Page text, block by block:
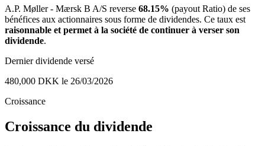
A.P. Møller - Mærsk B A/S reverse 68.15% (payout Ratio) de ses
bénéfices aux actionnaires sous forme de dividendes. Ce taux est
raisonnable et permet à la société de continuer à verser son
dividende.
Dernier dividende versé
480,000 DKK le 26/03/2026
Croissance
Croissance du dividende